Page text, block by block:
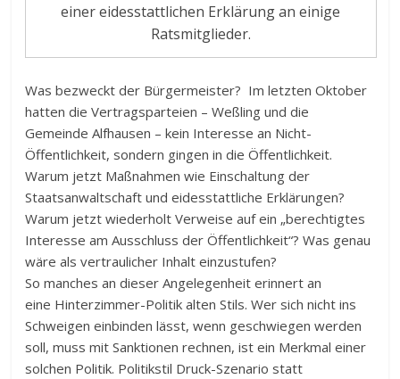
einer eidesstattlichen Erklärung an einige
Ratsmitglieder.
Was bezweckt der Bürgermeister? Im letzten Oktober
hatten die Vertragsparteien – Weßling und die
Gemeinde Alfhausen – kein Interesse an Nicht-
Öffentlichkeit, sondern gingen in die Öffentlichkeit.
Warum jetzt Maßnahmen wie Einschaltung der
Staatsanwaltschaft und eidesstattliche Erklärungen?
Warum jetzt wiederholt Verweise auf ein „berechtigtes
Interesse am Ausschluss der Öffentlichkeit“? Was genau
wäre als vertraulicher Inhalt einzustufen?
So manches an dieser Angelegenheit erinnert an
eine Hinterzimmer-Politik alten Stils. Wer sich nicht ins
Schweigen einbinden lässt, wenn geschwiegen werden
soll, muss mit Sanktionen rechnen, ist ein Merkmal einer
solchen Politik. Politikstil Druck-Szenario statt